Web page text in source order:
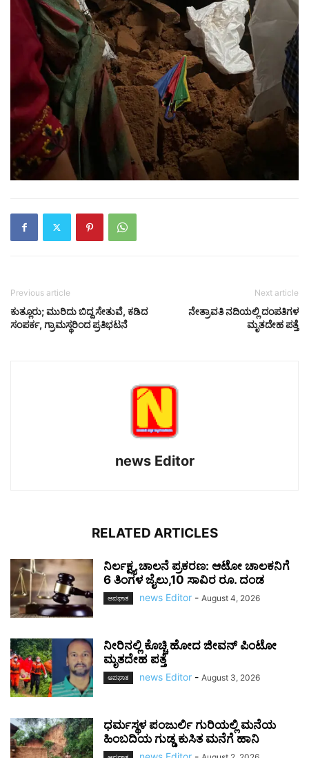
Previous article
ಕುತ್ಲೂರು; ಮುರಿದು ಬಿದ್ದ ಸೇತುವೆ, ಕಡಿದ
ಸಂಪರ್ಕ, ಗ್ರಾಮಸ್ಥರಿಂದ ಪ್ರತಿಭಟನೆ
Next article
ನೇತ್ರಾವತಿ ನದಿಯಲ್ಲಿ ದಂಪತಿಗಳ
ಮೃತದೇಹ ಪತ್ತೆ
news Editor
RELATED ARTICLES
ನಿರ್ಲಕ್ಷ್ಯ ಚಾಲನೆ ಪ್ರಕರಣ: ಆಟೋ ಚಾಲಕನಿಗೆ
6 ತಿಂಗಳ ಜೈಲು,10 ಸಾವಿರ ರೂ. ದಂಡ
ಅಪಘಾತ news Editor - August 4, 2026
ನೀರಿನಲ್ಲಿ ಕೊಚ್ಚಿ ಹೋದ ಜೀವನ್ ಪಿಂಟೋ
ಮೃತದೇಹ ಪತ್ತೆ
ಅಪಘಾತ news Editor - August 3, 2026
ಧರ್ಮಸ್ಥಳ ಪಂಜುರ್ಲಿ ಗುರಿಯಲ್ಲಿ ಮನೆಯ
ಹಿಂಬದಿಯ ಗುಡ್ಡ ಕುಸಿತ ಮನೆಗೆ ಹಾನಿ